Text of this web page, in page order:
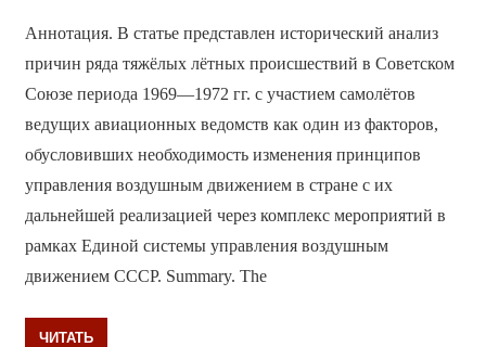
Аннотация. В статье представлен исторический анализ
причин ряда тяжёлых лётных происшествий в Советском
Союзе периода 1969—1972 гг. с участием самолётов
ведущих авиационных ведомств как один из факторов,
обусловивших необходимость изменения принципов
управления воздушным движением в стране с их
дальнейшей реализацией через комплекс мероприятий в
рамках Единой системы управления воздушным
движением СССР. Summary. The
ЧИТАТЬ